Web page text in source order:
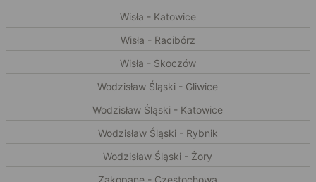
Wisła - Katowice
Wisła - Racibórz
Wisła - Skoczów
Wodzisław Śląski - Gliwice
Wodzisław Śląski - Katowice
Wodzisław Śląski - Rybnik
Wodzisław Śląski - Żory
Zakopane - Częstochowa